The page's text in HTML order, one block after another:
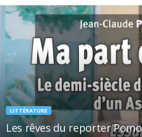
LITTÉRATURE
Les rêves du reporter